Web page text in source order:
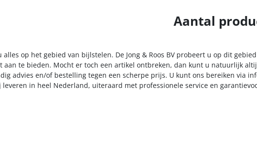
Aantal
alles op het gebied van bijlstelen. De Jong & Roos BV probeert u op dit
aan te bieden. Mocht er toch een artikel ontbreken, dan kunt u natuurlijk
advies en/of bestelling tegen een scherpe prijs. U kunt ons bereiken via
leveren in heel Nederland, uiteraard met professionele service en